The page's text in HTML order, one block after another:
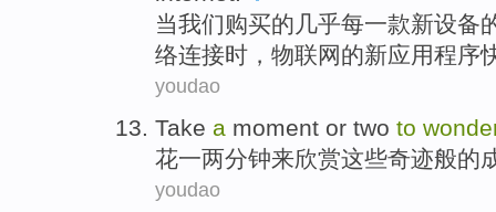
当我们购买的 几乎每一款新设备
络连接时， 物联网的新应用程序
youdao
Take a moment or two to
花一两分钟来欣赏这些奇迹般的
youdao